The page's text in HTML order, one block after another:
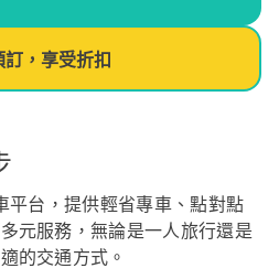
訂，享受折扣
台，提供輕省專車、點對點
元服務，無論是一人旅行還是
的交通方式。